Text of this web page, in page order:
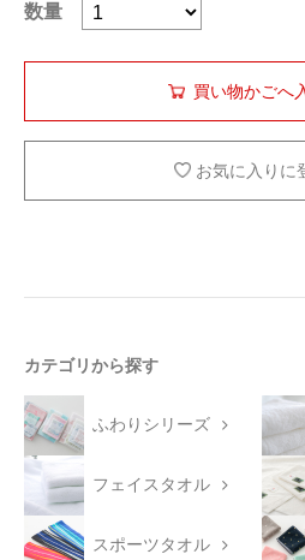
数量
お気に入りに
カテゴリから探す
ふわりシリーズ
フェイスタオル
スポーツタオル